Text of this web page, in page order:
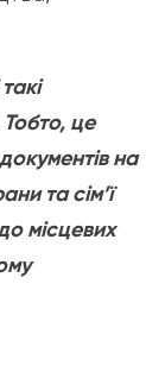
це
на
та сім’ї
місцевих